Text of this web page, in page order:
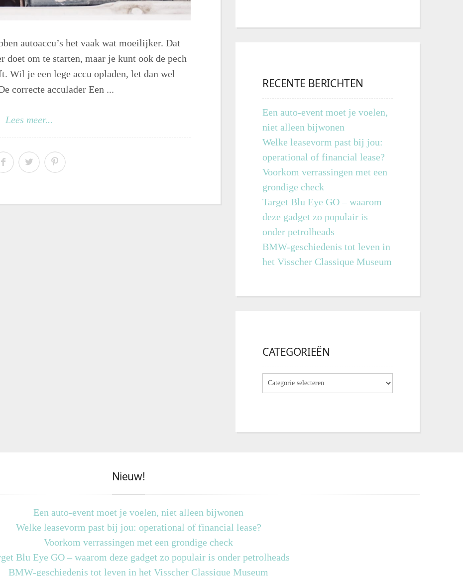
autoaccu’s het vaak wat moeilijker. Dat
doet om te starten, maar je kunt ook de pech
Wil je een lege accu opladen, let dan wel
correcte acculader Een ...
Lees meer...
RECENTE BERICHTEN
Een auto-event moet je voelen,
niet alleen bijwonen
Welke leasevorm past bij jou:
operational of financial lease?
Voorkom verrassingen met een
grondige check
Target Blu Eye GO – waarom
deze gadget zo populair is
onder petrolheads
BMW-geschiedenis tot leven in
het Visscher Classique Museum
CATEGORIEËN
Nieuw!
Een auto-event moet je voelen, niet alleen bijwonen
Welke leasevorm past bij jou: operational of financial lease?
Voorkom verrassingen met een grondige check
Blu Eye GO – waarom deze gadget zo populair is onder petrolheads
BMW-geschiedenis tot leven in het Visscher Classique Museum